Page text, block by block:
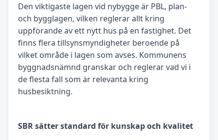
Den viktigaste lagen vid nybygge är PBL, plan-
och bygglagen, vilken reglerar allt kring
uppförande av ett nytt hus på en fastighet. Det
finns flera tillsynsmyndigheter beroende på
vilket område i lagen som avses. Kommunens
byggnadsnämnd granskar och reglerar vad vi i
de flesta fall som är relevanta kring
husbesiktning.
SBR sätter standard för kunskap och kvalitet